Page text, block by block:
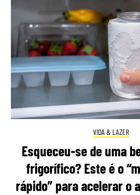
VIDA & LAZER
Esqueceu-se de uma
frigorífico? Este é o
rápido” para acelerar o